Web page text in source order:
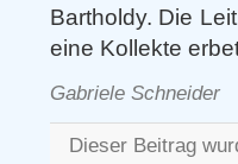
Bartholdy. Die
eine Kollekte
Gabriele Schneider
Dieser Beitrag